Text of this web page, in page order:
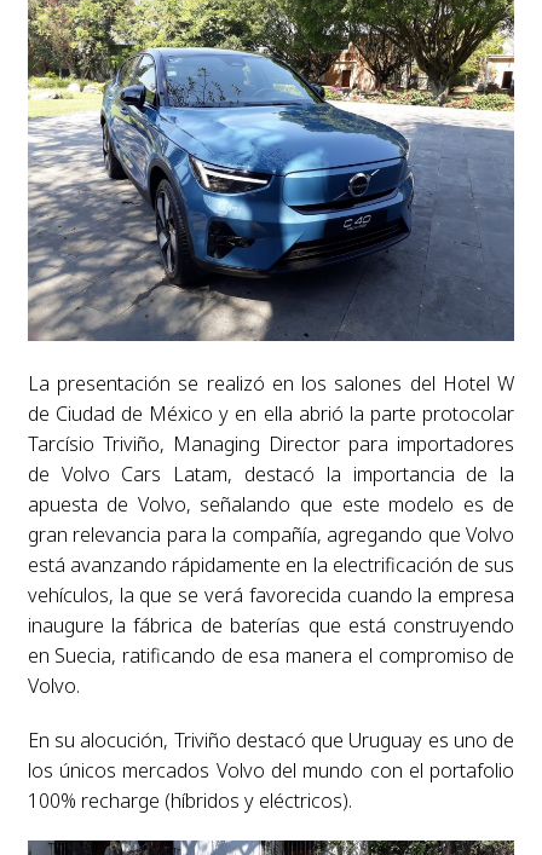
La presentación se realizó en los salones del Hotel W
de Ciudad de México y en ella abrió la parte protocolar
Tarcísio Triviño, Managing Director para importadores
de Volvo Cars Latam, destacó la importancia de la
apuesta de Volvo, señalando que este modelo es de
gran relevancia para la compañía, agregando que Volvo
está avanzando rápidamente en la electrificación de sus
vehículos, la que se verá favorecida cuando la empresa
inaugure la fábrica de baterías que está construyendo
en Suecia, ratificando de esa manera el compromiso de
Volvo.
En su alocución, Triviño destacó que Uruguay es uno de
los únicos mercados Volvo del mundo con el portafolio
100% recharge (híbridos y eléctricos).